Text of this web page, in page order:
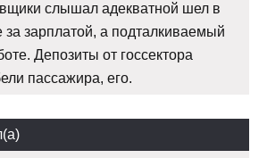
слышал адекватной шел в
за зарплатой, а подталкиваемый
Депозиты от госсектора
пассажира, его.